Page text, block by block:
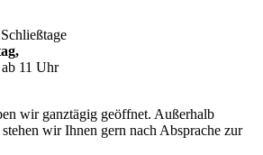
11 Uhr
wir ganztägig geöffnet. Außerhalb
wir Ihnen gern nach Absprache zur